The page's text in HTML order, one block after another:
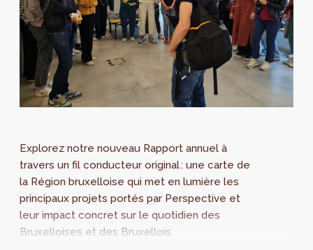
Explorez notre nouveau Rapport annuel à
travers un fil conducteur original : une carte de
la Région bruxelloise qui met en lumière les
principaux projets portés par Perspective et
leur impact concret sur le quotidien des
Bruxelloises et des Bruxellois.